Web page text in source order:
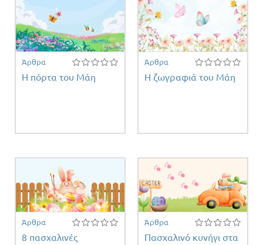
Άρθρα
Η πόρτα του Μάη
Άρθρα
Η ζωγραφιά του Μάη
Άρθρα
8 πασχαλινές
Άρθρα
Πασχαλινό κυνήγι στα